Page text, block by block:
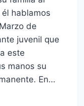
hablamos
de
juvenil que
este
manos su
En…